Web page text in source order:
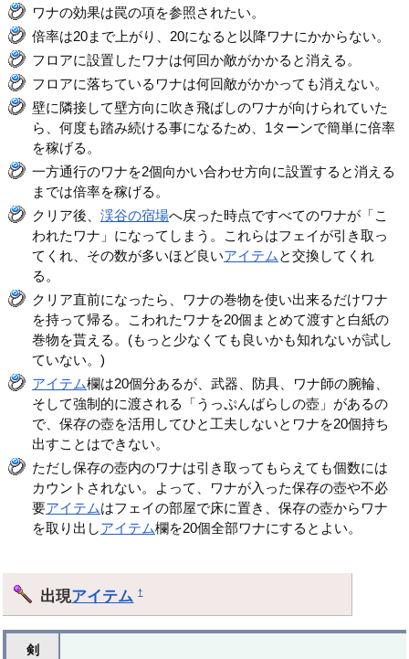
ワナの効果は罠の項を参照されたい。
倍率は20まで上がり、20になると以降ワナにかからない。
フロアに設置したワナは何回か敵がかかると消える。
フロアに落ちているワナは何回敵がかかっても消えない。
壁に隣接して壁方向に吹き飛ばしのワナが向けられていた
ら、何度も踏み続ける事になるため、1ターンで簡単に倍率
を稼げる。
一方通行のワナを2個向かい合わせ方向に設置すると消える
までは倍率を稼げる。
クリア後、渓谷の宿場へ戻った時点ですべてのワナが「こ
われたワナ」になってしまう。これらはフェイが引き取っ
てくれ、その数が多いほど良いアイテム と交換してくれ
る。
クリア直前になったら、ワナの巻物を使い出来るだけワナ
を持って帰る。こわれたワナを20個まとめて渡すと白紙の
巻物を貰える。(もっと少なくても良いかも知れないが試し
ていない。)
アイテム欄は20個分あるが、武器、防具、ワナ師の腕輪、
そして強制的に渡される「うっぷんばらしの壺」があるの
で、保存の壺を活用してひと工夫しないとワナを20個持ち
出すことはできない。
ただし保存の壺内のワナは引き取ってもらえても個数には
カウントされない。よって、ワナが入った保存の壺や不必
要アイテムはフェイの部屋で床に置き、保存の壺からワナ
を取り出しアイテム欄を20個全部ワナにするとよい。
出現アイテム †
剣